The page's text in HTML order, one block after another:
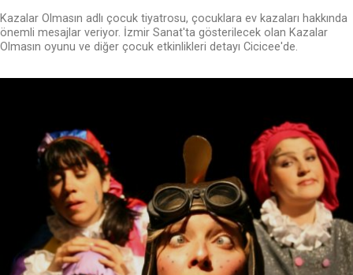
Kazalar Olmasın adlı çocuk tiyatrosu, çocuklara ev kazaları hakkında
önemli mesajlar veriyor. İzmir Sanat'ta gösterilecek olan Kazalar
Olmasın oyunu ve diğer çocuk etkinlikleri detayı Cicicee'de.